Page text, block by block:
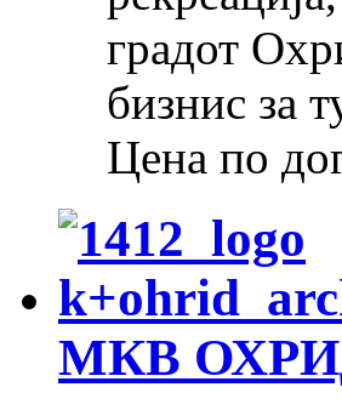
градот
бизнис за
Цена по
МКВ